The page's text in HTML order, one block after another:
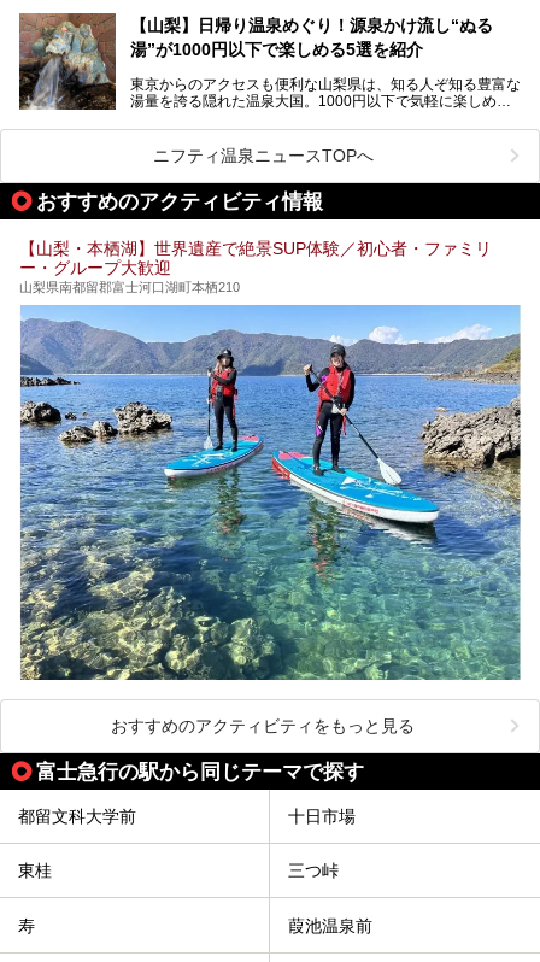
提供元：株式会社湯ーとぴあ【PR】
この記事は株式会社湯ーとぴあのPRレポート記事です。
です。今回紹介する「はやぶさ温泉」も、そのひとつ。温泉
はもちろん、絶景や地元食材を活かしたグルメも堪能できま
す。
します。
【山梨】日帰り温泉めぐり！源泉かけ流し“ぬる
湯”が1000円以下で楽しめる5選を紹介
東京からのアクセスも便利な山梨県は、知る人ぞ知る豊富な
湯量を誇る隠れた温泉大国。1000円以下で気軽に楽しめ
も、これからの季節に嬉しい、じんわりと体の芯まで温ま
る“ぬる湯”が豊富なのも魅力。今回は、湯質も抜群で心ゆく
までリラックスできる山梨のお得な日帰り温泉を、実際体験
した感想と共に紹介します。
※ぬる湯とは35℃～39℃程度の体温に近いぬるめ温泉のこ
ニフティ温泉ニュースTOPへ
おすすめのアクティビティ情報
【山梨・本栖湖】世界遺産で絶景SUP体験／初心者・ファミリ
ー・グループ大歓迎
山梨県南都留郡富士河口湖町本栖210
おすすめのアクティビティをもっと見る
富士急行の駅から同じテーマで探す
都留文科大学前 十日市場
東桂 三つ峠
寿 葭池温泉前